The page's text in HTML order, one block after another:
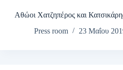
Αθώοι Χατζηπέρος και
Press room
23 Μαΐου